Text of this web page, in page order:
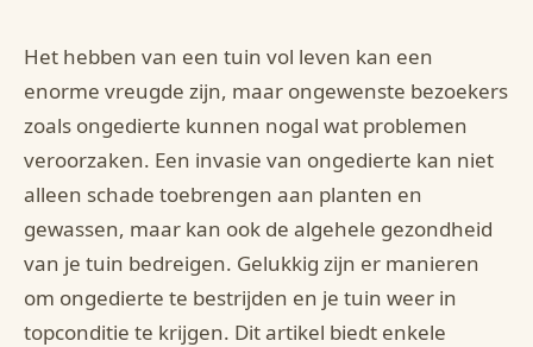
Het hebben van een tuin vol leven kan een
enorme vreugde zijn, maar ongewenste bezoekers
zoals ongedierte kunnen nogal wat problemen
veroorzaken. Een invasie van ongedierte kan niet
alleen schade toebrengen aan planten en
gewassen, maar kan ook de algehele gezondheid
van je tuin bedreigen. Gelukkig zijn er manieren
om ongedierte te bestrijden en je tuin weer in
topconditie te krijgen. Dit artikel biedt enkele